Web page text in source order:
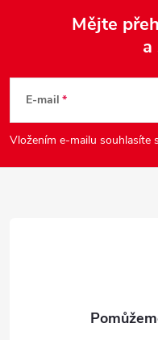
Mějte
a
E-mail
Vložením e-mailu souhlasíte s